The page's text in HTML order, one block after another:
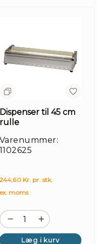
Dispenser til 45 cm
rulle
Varenummer:
1102625
244,60 Kr. pr. stk.
ex. moms
Læg i kurv